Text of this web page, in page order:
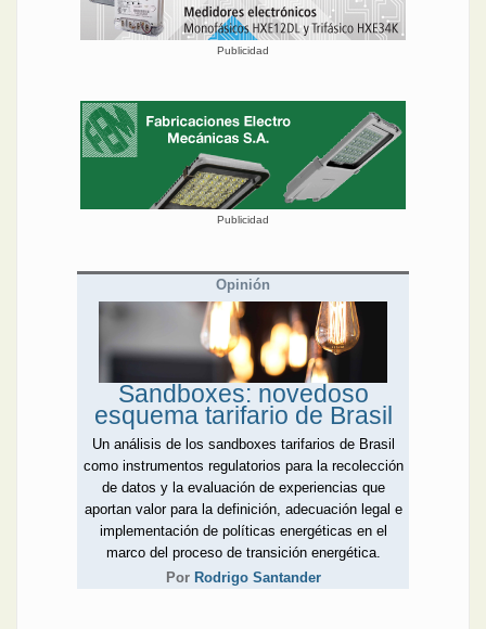
Publicidad
Publicidad
Opinión
Sandboxes: novedoso
esquema tarifario de Brasil
Un análisis de los sandboxes tarifarios de Brasil
como instrumentos regulatorios para la recolección
de datos y la evaluación de experiencias que
aportan valor para la definición, adecuación legal e
implementación de políticas energéticas en el
marco del proceso de transición energética.
Por Rodrigo Santander